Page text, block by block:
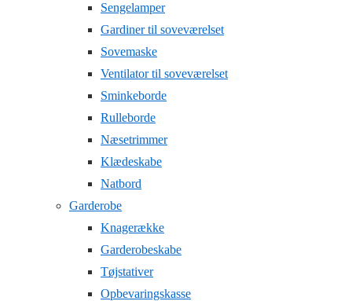
Sengelamper
Gardiner til soveværelset
Sovemaske
Ventilator til soveværelset
Sminkeborde
Rulleborde
Næsetrimmer
Klædeskabe
Natbord
Garderobe
Knagerække
Garderobeskabe
Tøjstativer
Opbevaringskasse